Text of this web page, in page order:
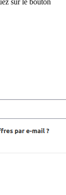
sur le bouton